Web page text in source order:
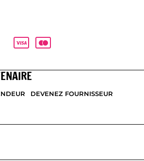
DEVENEZ FOURNISSEUR